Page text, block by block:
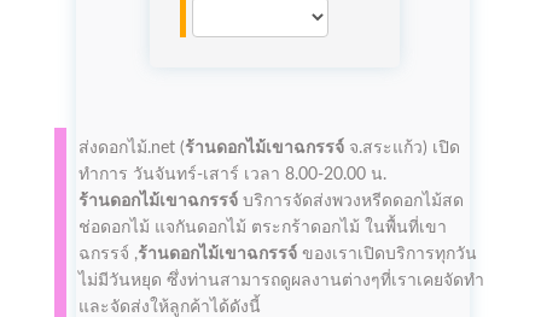
ส่งดอกไม้.net (ร้านดอกไม้เขาฉกรรจ์จ.สระแก้ว) เปิด
ทำการ วันจันทร์-เสาร์ เวลา 8.00-20.00 น.
ร้านดอกไม้เขาฉกรรจ์บริการจัดส่งพวงหรีดดอกไม้สด
ช่อดอกไม้ แจกันดอกไม้ ตระกร้าดอกไม้ ในพื้นที่เขา
ฉกรรจ์ ,ร้านดอกไม้เขาฉกรรจ์ของเราเปิดบริการทุกวัน
ไม่มีวันหยุด ซึ่งท่านสามารถดูผลงานต่างๆที่เราเคยจัดทำ
และจัดส่งให้ลูกค้าได้ดังนี้